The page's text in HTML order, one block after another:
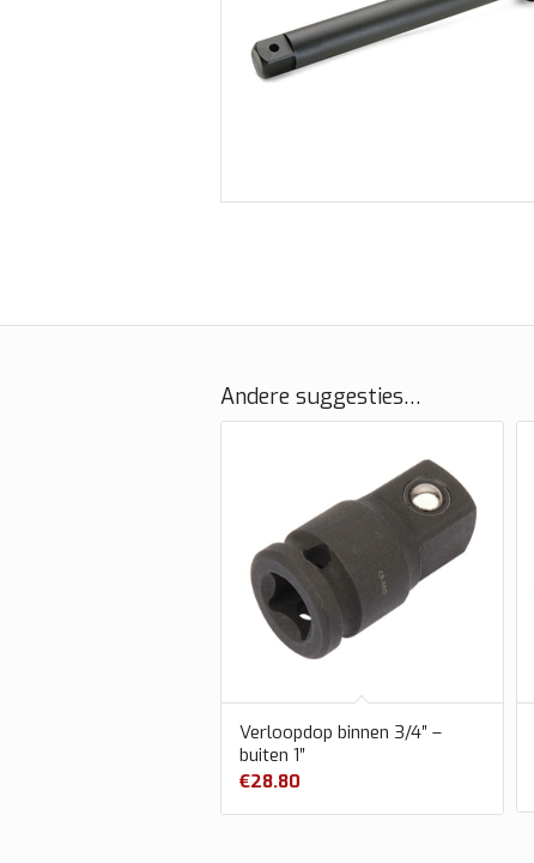
Andere suggesties…
Verloopdop binnen 3/4″ –
buiten 1″
€28.80